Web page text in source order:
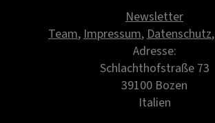
Newsletter
Team,Impressum,Datenschutz,
Adresse:
Schlachthofstraße 73
39100 Bozen
Italien